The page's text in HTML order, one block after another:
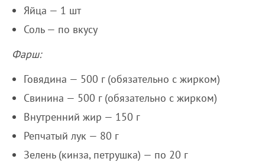
Яйца — 1 шт
Соль — по вкусу
Фарш:
Говядина — 500 г (обязательно с жирком)
Свинина — 500 г (обязательно с жирком)
Внутренний жир — 150 г
Репчатый лук — 80 г
Зелень (кинза, петрушка) — по 20 г